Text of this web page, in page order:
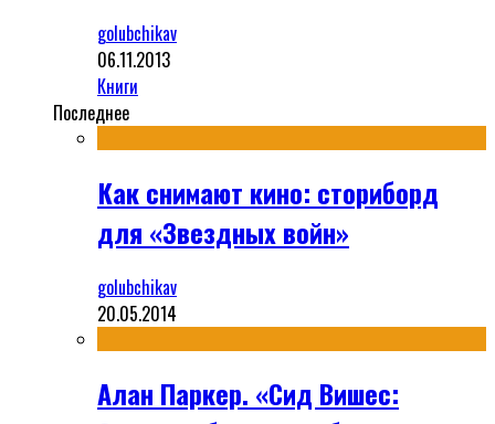
golubchikav
06.11.2013
Книги
Последнее
Как снимают кино: сториборд
для «Звездных войн»
golubchikav
20.05.2014
Алан Паркер. «Сид Вишес: